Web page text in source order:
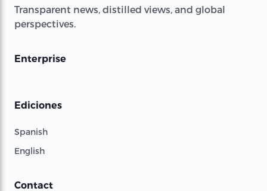
Transparent news, distilled views, and global
perspectives.
Enterprise
Ediciones
Spanish
English
Contact